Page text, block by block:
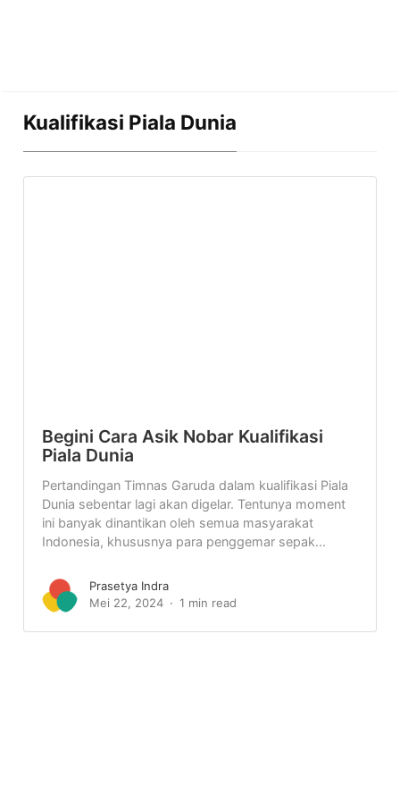
Kualifikasi Piala Dunia
Begini Cara Asik Nobar Kualifikasi
Piala Dunia
Pertandingan Timnas Garuda dalam kualifikasi Piala
Dunia sebentar lagi akan digelar. Tentunya moment
ini banyak dinantikan oleh semua masyarakat
Indonesia, khususnya para penggemar sepak...
Prasetya Indra
Mei 22, 2024
1 min read